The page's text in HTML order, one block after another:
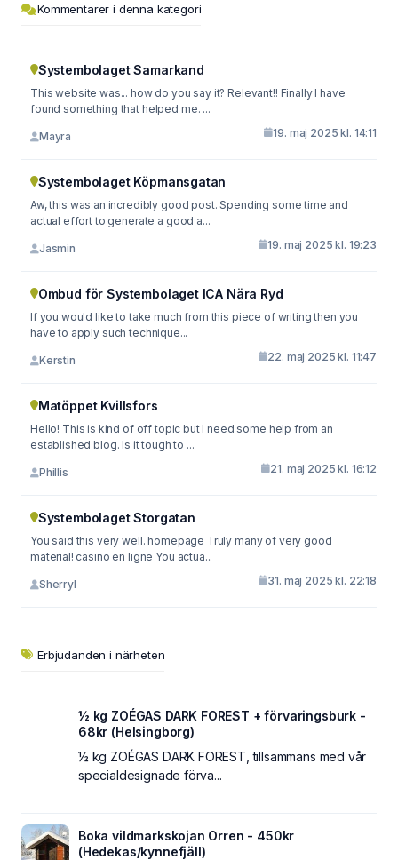
Kommentarer i denna kategori
Systembolaget Samarkand
This website was... how do you say it? Relevant!! Finally I have
found something that helped me. ...
Mayra 19. maj 2025 kl. 14:11
Systembolaget Köpmansgatan
Aw, this was an incredibly good post. Spending some time and
actual effort to generate a good a...
Jasmin 19. maj 2025 kl. 19:23
Ombud för Systembolaget ICA Nära Ryd
If you would like to take much from this piece of writing then you
have to apply such technique...
Kerstin 22. maj 2025 kl. 11:47
Matöppet Kvillsfors
Hello! This is kind of off topic but I need some help from an
established blog. Is it tough to ...
Phillis 21. maj 2025 kl. 16:12
Systembolaget Storgatan
You said this very well. homepage Truly many of very good
material! casino en ligne You actua...
Sherryl 31. maj 2025 kl. 22:18
Erbjudanden i närheten
½ kg ZOÉGAS DARK FOREST + förvaringsburk -
68kr (Helsingborg)
½ kg ZOÉGAS DARK FOREST, tillsammans med vår
specialdesignade förva...
Boka vildmarkskojan Orren - 450kr
(Hedekas/kynnefjäll)